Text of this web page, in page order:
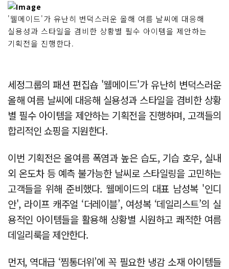
'웰메이드'가 유난히 변덕스러운 올해 여름 날씨에 대응해
실용성과 스타일을 겸비한 상황별 필수 아이템을 제안하는
기획전을 진행한다.
세정그룹의 패션 편집숍 '웰메이드'가 유난히 변덕스러운
올해 여름 날씨에 대응해 실용성과 스타일을 겸비한 상황
별 필수 아이템을 제안하는 기획전을 진행하며, 고객들의
합리적인 쇼핑을 지원한다.
이번 기획전은 올여름 폭염과 높은 습도, 기습 호우, 실내
외 온도차 등 예측 불가능한 날씨로 스타일링을 고민하는
고객들을 위해 준비했다. 웰메이드의 대표 남성복 '인디
안', 라이프 캐주얼 ‘더레이블’, 여성복 ‘데일리스트’의 실
용적인 아이템들을 활용해 상황별 시원하고 쾌적한 여름
데일리룩을 제안한다.
먼저, 역대급 ‘찜통더위’에 꼭 필요한 냉감 소재 아이템들